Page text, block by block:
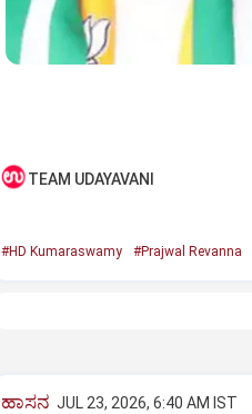
TEAM UDAYAVANI
#HD Kumaraswamy #Prajwal Revanna
ಹಾಸನ JUL 23, 2026, 6:40 AM IST